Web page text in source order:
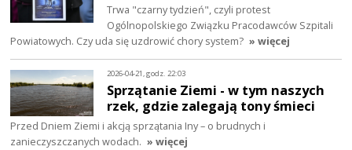
Trwa "czarny tydzień", czyli protest
Ogólnopolskiego Związku Pracodawców Szpitali
Powiatowych. Czy uda się uzdrowić chory system? » więcej
2026-04-21, godz. 22:03
Sprzątanie Ziemi - w tym naszych
rzek, gdzie zalegają tony śmieci
Przed Dniem Ziemi i akcją sprzątania Iny – o brudnych i
zanieczyszczanych wodach. » więcej